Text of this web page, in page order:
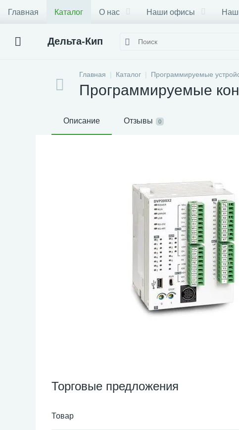
Главная Каталог О нас Наши офисы
Дельта-Кип
Главная Каталог Программируемые
Программируемые
Описание Отзывы 0
Торговые предложения
Товар